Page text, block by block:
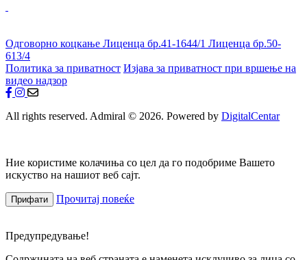
Одговорно коцкање Лиценца бр.41-1644/1 Лиценца бр.50-
613/4
Политика за приватност Изјава за приватност при вршење на
видео надзор
All rights reserved. Admiral © 2026. Powered by DigitalCentar
Ние користиме колачиња со цел да го подобриме Вашето
искуство на нашиот веб сајт.
Прифати Прочитај повеќе
Предупредување!